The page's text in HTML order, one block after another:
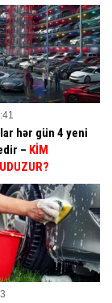
hər gün 4 yeni
– KİM